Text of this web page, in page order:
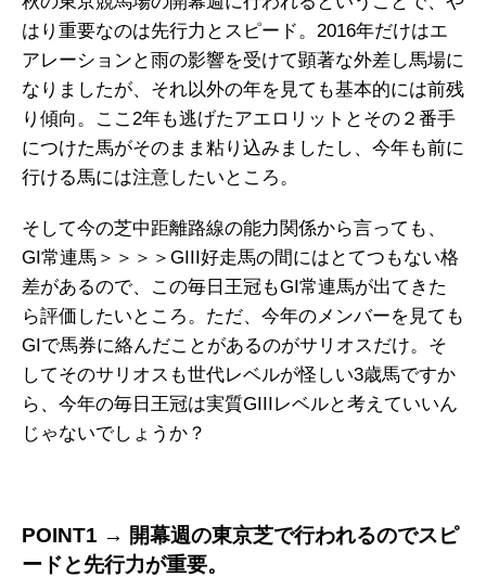
はり重要なのは先行力とスピード。2016年だけはエ
アレーションと雨の影響を受けて顕著な外差し馬場に
なりましたが、それ以外の年を見ても基本的には前残
り傾向。ここ2年も逃げたアエロリットとその２番手
につけた馬がそのまま粘り込みましたし、今年も前に
行ける馬には注意したいところ。
そして今の芝中距離路線の能力関係から言っても、
GI常連馬＞＞＞＞GIII好走馬の間にはとてつもない格
差があるので、この毎日王冠もGI常連馬が出てきた
ら評価したいところ。ただ、今年のメンバーを見ても
GIで馬券に絡んだことがあるのがサリオスだけ。そ
してそのサリオスも世代レベルが怪しい3歳馬ですか
ら、今年の毎日王冠は実質GIIIレベルと考えていいん
じゃないでしょうか？
POINT1 → 開幕週の東京芝で行われるのでスピ
ードと先行力が重要。